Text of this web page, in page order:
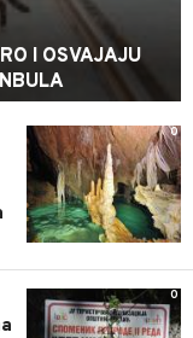
I OSVAJAJU
0
0